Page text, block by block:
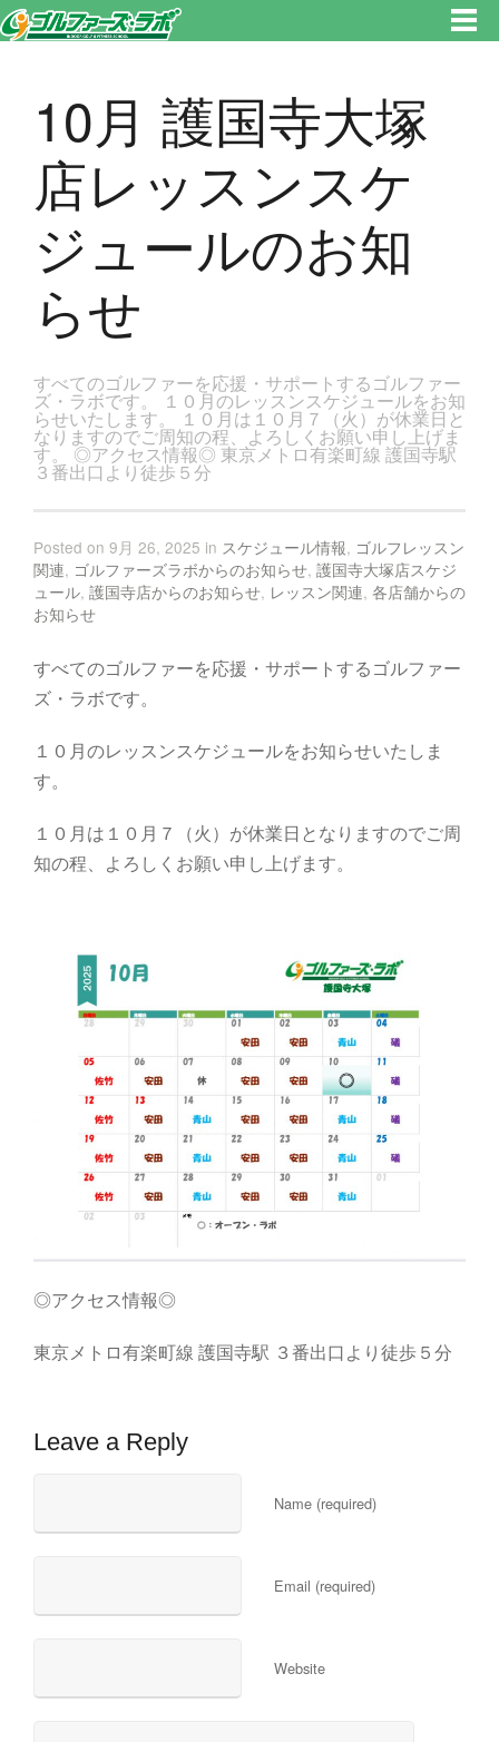
です。新宿区、若松河田で気軽にゴルフレッスン！
10月 護国寺大塚
店レッスンスケ
ジュールのお知
らせ
すべてのゴルファーを応援・サポートするゴルファー
ズ・ラボです。 １０月のレッスンスケジュールをお知
らせいたします。 １０月は１０月７（火）が休業日と
なりますのでご周知の程、よろしくお願い申し上げま
す。 ◎アクセス情報◎ 東京メトロ有楽町線 護国寺駅
３番出口より徒歩５分
Posted on 9月 26, 2025 in スケジュール情報, ゴルフレッスン
関連, ゴルファーズラボからのお知らせ, 護国寺大塚店スケジ
ュール, 護国寺店からのお知らせ, レッスン関連, 各店舗からの
お知らせ
すべてのゴルファーを応援・サポートするゴルファー
ズ・ラボです。
１０月のレッスンスケジュールをお知らせいたしま
す。
１０月は１０月７（火）が休業日となりますのでご周
知の程、よろしくお願い申し上げます。
◎アクセス情報◎
東京メトロ有楽町線 護国寺駅 ３番出口より徒歩５分
Leave a Reply
Name (required)
Email (required)
Website